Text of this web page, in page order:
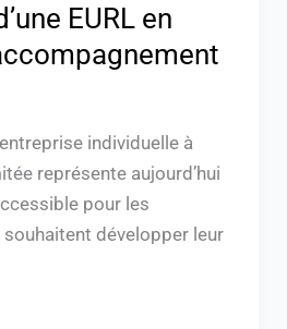
EURL en
individuelle à
représente aujourd’hui
pour les
développer leur